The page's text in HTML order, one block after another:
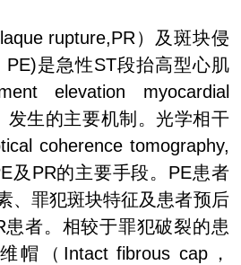
rupture,PR ）及斑块侵
PE)是急性ST段抬高型心肌
elevation myocardial
发生的主要机制。光学相干
coherence tomography,
及 PR的主要手段。 PE患者
、罪犯斑块特征及患者预后
患者。相较于罪犯破裂的患
帽（ Intact fibrous cap，